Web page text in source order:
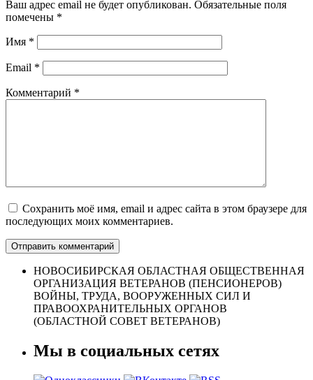
Ваш адрес email не будет опубликован. Обязательные поля
помечены *
Имя *
Email *
Комментарий *
Сохранить моё имя, email и адрес сайта в этом браузере для
последующих моих комментариев.
НОВОСИБИРСКАЯ ОБЛАСТНАЯ ОБЩЕСТВЕННАЯ
ОРГАНИЗАЦИЯ ВЕТЕРАНОВ (ПЕНСИОНЕРОВ)
ВОЙНЫ, ТРУДА, ВООРУЖЕННЫХ СИЛ И
ПРАВООХРАНИТЕЛЬНЫХ ОРГАНОВ
(ОБЛАСТНОЙ СОВЕТ ВЕТЕРАНОВ)
Мы в социальных сетях